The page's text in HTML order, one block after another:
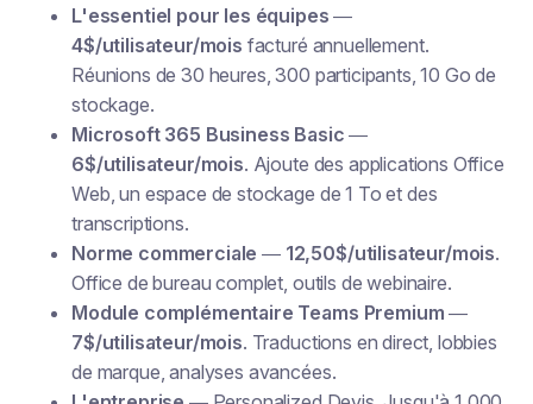
L'essentiel pour les équipes —
4$/utilisateur/mois facturé annuellement.
Réunions de 30 heures, 300 participants, 10 Go de
stockage.
Microsoft 365 Business Basic —
6$/utilisateur/mois. Ajoute des applications Office
Web, un espace de stockage de 1 To et des
transcriptions.
Norme commerciale — 12,50$/utilisateur/mois.
Office de bureau complet, outils de webinaire.
Module complémentaire Teams Premium —
7$/utilisateur/mois. Traductions en direct, lobbies
de marque, analyses avancées.